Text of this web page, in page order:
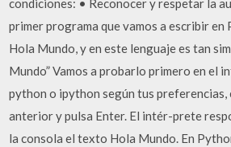
primer programa que vamos a escribir en
Hola Mundo, y en este lenguaje es tan
Mundo” Vamos a probarlo primero en el
python o ipython según tus preferencias,
anterior y pulsa Enter. El intér-prete
la consola el texto Hola Mundo. En